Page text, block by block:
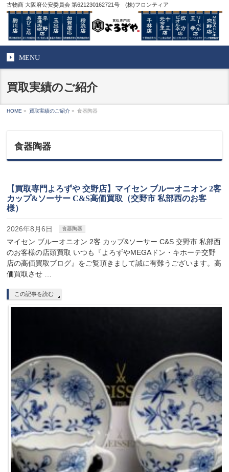
古物商 大阪府公安委員会 第621230162721号 (株)フロンティア
MENU
買取実績のご紹介
HOME » 買取実績のご紹介 » 食器陶器
食器陶器
【買取専門よろずや 交野店】マイセン ブルーオニオン 2客
カップ&ソーサー C&S高価買取（交野市 私部西のお客
様）
2026年8月6日 食器陶器
マイセン ブルーオニオン 2客 カップ&ソーサー C&S 交野市 私部西
のお客様の店頭買取 いつも『よろずやMEGAドン・キホーテ交野
店の高価買取ブログ』をご覧頂きまして誠に有難うございます。高
価買取させ …
この記事を読む